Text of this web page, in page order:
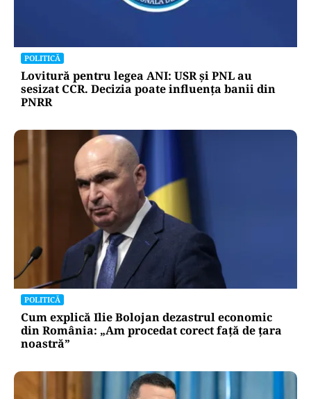
POLITICĂ
Lovitură pentru legea ANI: USR și PNL au
sesizat CCR. Decizia poate influența banii din
PNRR
POLITICĂ
Cum explică Ilie Bolojan dezastrul economic
din România: „Am procedat corect față de țara
noastră”